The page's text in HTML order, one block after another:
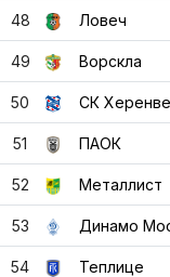
48 Ловеч
49 Ворскла
50 СК
51 ПАОК
52 Металлист
53 Динамо
54 Теплице